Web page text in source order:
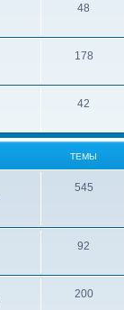
48
178
42
ТЕМЫ
545
92
200